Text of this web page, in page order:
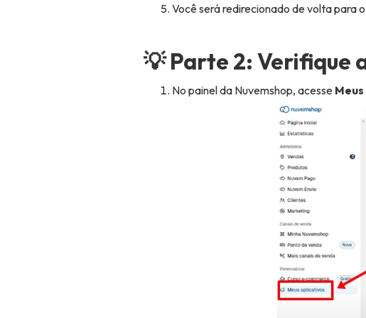
Você será redirecionado de volta para
💡 Parte 2: Verifique
No painel da Nuvemshop, acesse